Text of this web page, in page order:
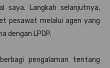
saya. Langkah selanjutnya,
pesawat melalui agen yang
dengan LPDP.
pengalaman tentang